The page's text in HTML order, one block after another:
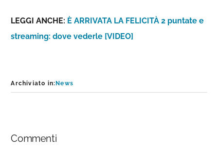
LEGGI ANCHE: È ARRIVATA LA FELICITÀ 2 puntate e
streaming: dove vederle [VIDEO]
Archiviato in: News
del
Commenti